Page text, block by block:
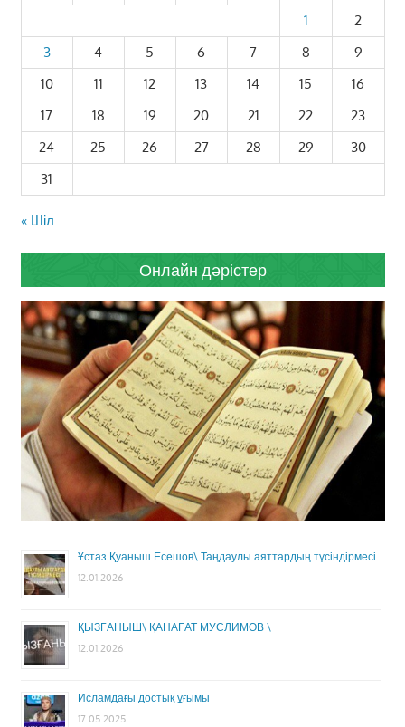
1
2
3
4 5 6 7 8
9
10
11 12 13 14 15
16
17
18 19 20 21 22
23
24
25 26 27 28 29
30
31
« Шіл
Онлайн дәрістер
Ұстаз Қуаныш Есешов\ Таңдаулы аяттардың түсіндірмесі
12.01.2026
ҚЫЗҒАНЫШ\ ҚАНАҒАТ МУСЛИМОВ \
12.01.2026
Исламдағы достық ұғымы
17.05.2025